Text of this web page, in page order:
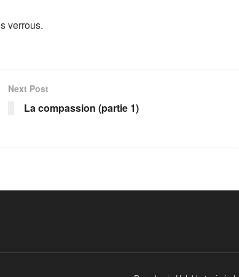
verrous.
Next Post
La compassion (partie 1)